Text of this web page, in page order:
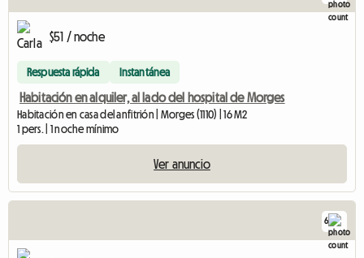
$51 / noche
Respuesta rápida Instantánea
Habitación en alquiler, al lado del hospital de Morges
Habitación en casa del anfitrión | Morges (1110) | 16 M2
1 pers. | 1 noche mínimo
Ver anuncio
6